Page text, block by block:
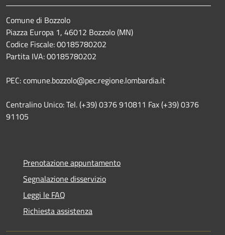
Comune di Bozzolo
Piazza Europa 1, 46012 Bozzolo (MN)
Codice Fiscale: 00185780202
Partita IVA: 00185780202
PEC: comune.bozzolo@pec.regione.lombardia.it
Centralino Unico: Tel. (+39) 0376 910811 Fax (+39) 0376
91105
Prenotazione appuntamento
Segnalazione disservizio
Leggi le FAQ
Richiesta assistenza